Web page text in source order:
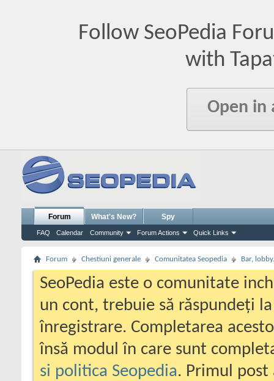
Follow SeoPedia
with
Open in
Forum
FAQ Calendar Community Forum Actions Quick Links
What's New? Spy
Forum Chestiuni generale Comunitatea Seopedia Bar,
SeoPedia este o comunitate
un cont, trebuie să răspundeți
înregistrare. Completarea
însă modul în care sunt
si politica Seopedia. Primul